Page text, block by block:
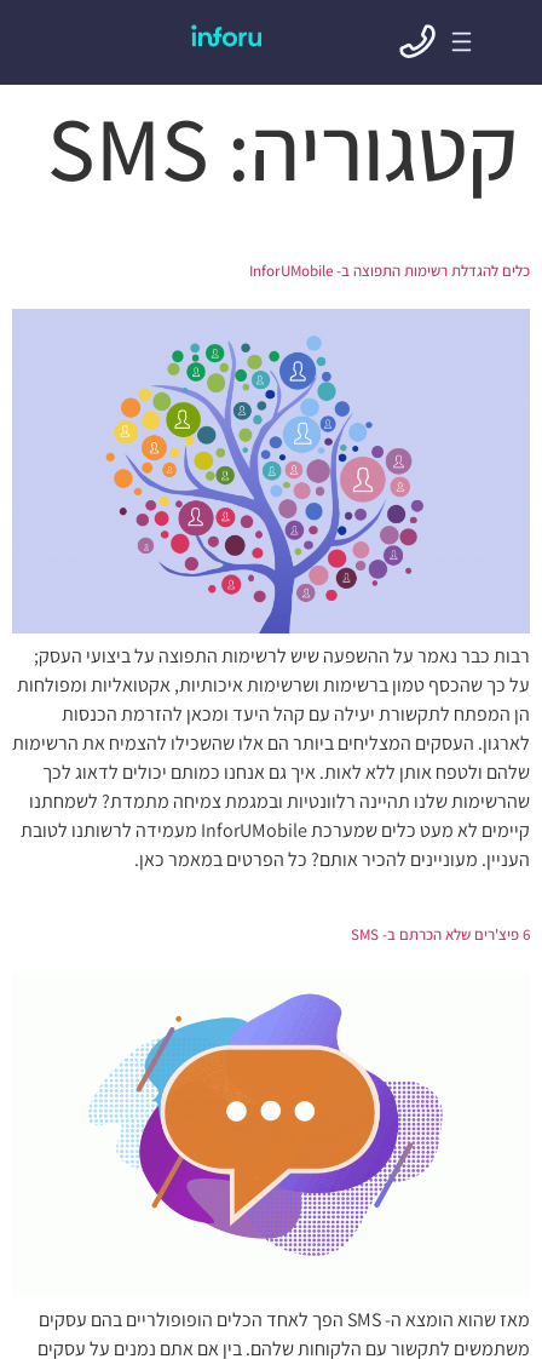
קטגוריה: SMS
כלים להגדלת רשימות התפוצה ב- InforUMobile
רבות כבר נאמר על ההשפעה שיש לרשימות התפוצה על ביצועי העסק;
על כך שהכסף טמון ברשימות ושרשימות איכותיות, אקטואליות ומפולחות
הן המפתח לתקשורת יעילה עם קהל היעד ומכאן להזרמת הכנסות
לארגון. העסקים המצליחים ביותר הם אלו שהשכילו להצמיח את הרשימות
שלהם ולטפח אותן ללא לאות. איך גם אנחנו כמותם יכולים לדאוג לכך
שהרשימות שלנו תהיינה רלוונטיות ובמגמת צמיחה מתמדת? לשמחתנו
קיימים לא מעט כלים שמערכת InforUMobile מעמידה לרשותנו לטובת
העניין. מעוניינים להכיר אותם? כל הפרטים במאמר כאן.
6 פיצ'רים שלא הכרתם ב- SMS
מאז שהוא הומצא ה- SMS הפך לאחד הכלים הופופולריים בהם עסקים
משתמשים לתקשור עם הלקוחות שלהם. בין אם אתם נמנים על עסקים